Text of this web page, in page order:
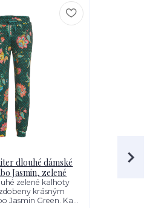
dlouhé dámské
Jasmin, zelené
zelené kalhoty
krásným
Jasmin Green. Ka...
Pip